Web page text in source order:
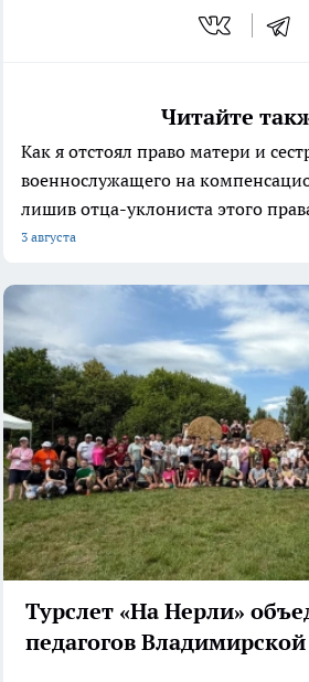
Читайте
Как я отстоял право матери и
военнослужащего на
лишив отца-уклониста этого
3 августа
Турслет «На Нерли»
педагогов